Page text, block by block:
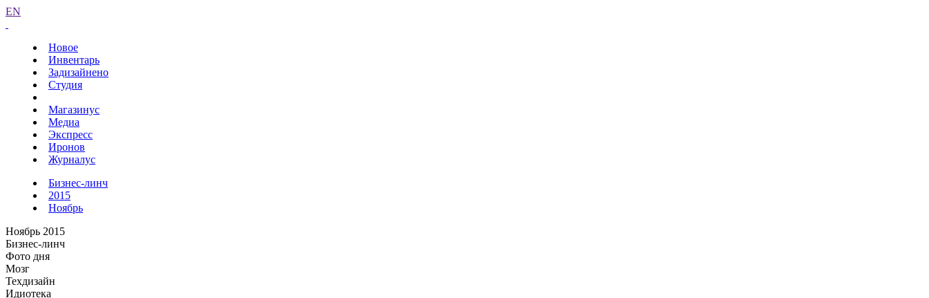
EN
Новое
Инвентарь
Задизайнено
Студия
Магазинус
Медиа
Экспресс
Иронов
Журналус
Бизнес-линч
2015
Ноябрь
Ноябрь 2015
Бизнес-линч
Фото дня
Мозг
Техдизайн
Идиотека